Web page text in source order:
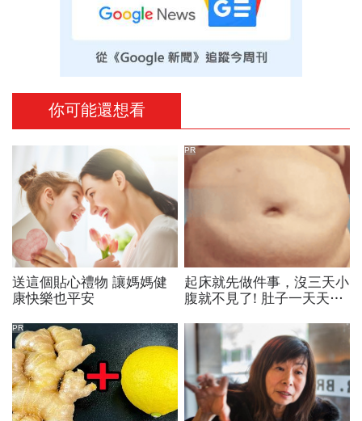
你可能還想看
送這個貼心禮物 讓媽媽健
康快樂也平安
起床就先做件事，沒三天小
腹就不見了! 肚子一天天變
PR
PR